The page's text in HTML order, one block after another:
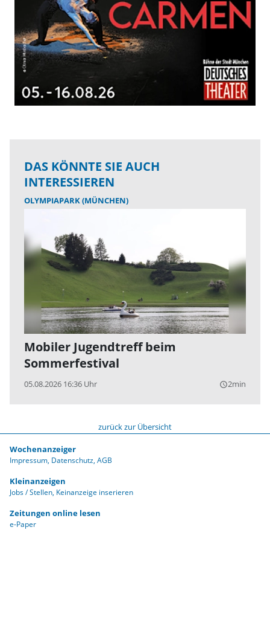
DAS KÖNNTE SIE AUCH
INTERESSIEREN
OLYMPIAPARK (MÜNCHEN)
Mobiler Jugendtreff beim
Sommerfestival
05.08.2026 16:36 Uhr query_builder2min
zurück zur Übersicht
Wochenanzeiger
Impressum Datenschutz AGB
Kleinanzeigen
Jobs / Stellen Keinanzeige inserieren
Zeitungen online lesen
e-Paper